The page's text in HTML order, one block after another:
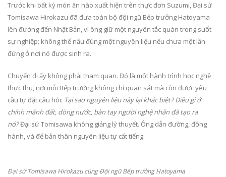
Trước khi bất kỳ món ăn nào xuất hiện trên thực đơn Suzumi, Đại sứ
Tomisawa Hirokazu đã đưa toàn bộ đội ngũ Bếp trưởng Hatoyama
lên đường đến Nhật Bản, vì ông giữ một nguyên tắc quán trong suốt
sự nghiệp: không thể nấu đúng một nguyên liệu nếu chưa một lần
đứng ở nơi nó được sinh ra.
Chuyến đi ấy không phải tham quan. Đó là một hành trình học nghề
thực thụ, nơi mỗi Bếp trưởng không chỉ quan sát mà còn được yêu
cầu tự đặt câu hỏi: Tại sao nguyên liệu này lại khác biệt? Điều gì ở
chính mảnh đất, dòng nước, bàn tay người nghệ nhân đã tạo ra
nó?Đại sứ Tomisawa không giảng lý thuyết. Ông dẫn đường, đồng
hành, và để bản thân nguyên liệu tự cất tiếng.
Đại sứ Tomisawa Hirokazu cùng Đội ngũ Bếp trưởng Hatoyama